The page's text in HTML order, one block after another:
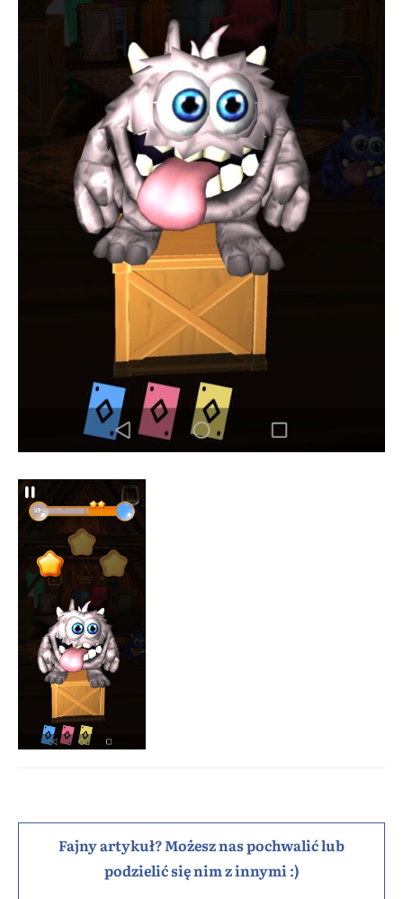
Fajny artykuł? Możesz nas pochwalić lub
podzielić się nim z innymi :)